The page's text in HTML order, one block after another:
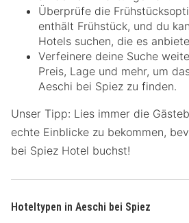
Überprüfe die
enthält Frühstück, und du
Hotels suchen, die es
Verfeinere deine Suche
Preis, Lage und mehr, um
Aeschi bei Spiez zu finden.
Unser Tipp: Lies immer die
echte Einblicke zu bekommen,
bei Spiez Hotel buchst!
Hoteltypen in Aeschi bei Spiez